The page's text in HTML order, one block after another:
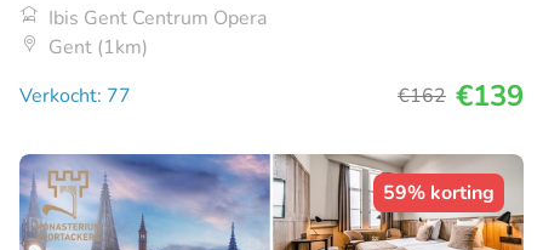
Ibis Gent Centrum Opera
Gent (1km)
Verkocht: 77
€162 €139
59% korting